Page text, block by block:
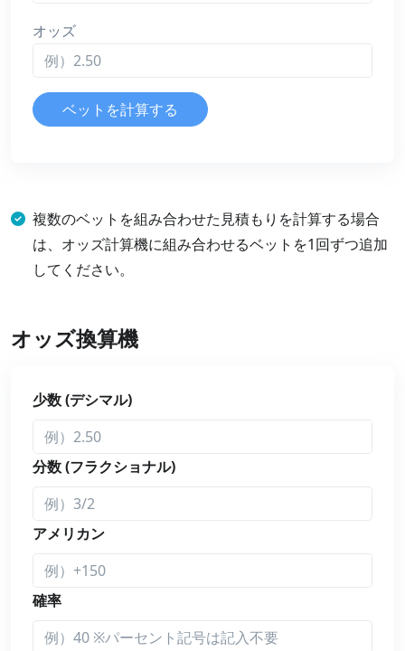
オッズ
ベットを計算する
複数のベットを組み合わせた見積もりを計算する場合
は、オッズ計算機に組み合わせるベットを1回ずつ追加
してください。
オッズ換算機
少数 (デシマル)
分数 (フラクショナル)
アメリカン
確率